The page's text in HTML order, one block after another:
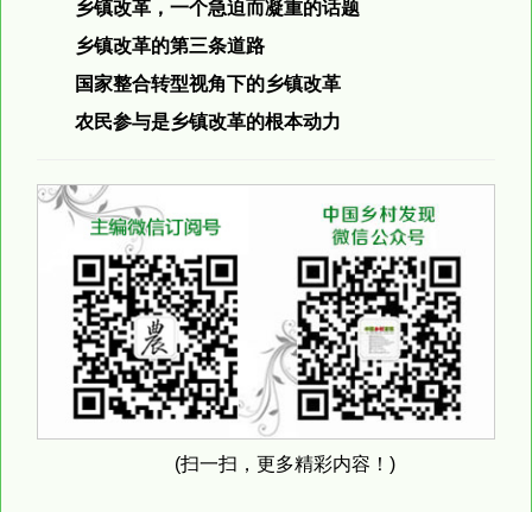
乡镇改革，一个急迫而凝重的话题
乡镇改革的第三条道路
国家整合转型视角下的乡镇改革
农民参与是乡镇改革的根本动力
(扫一扫，更多精彩内容！)